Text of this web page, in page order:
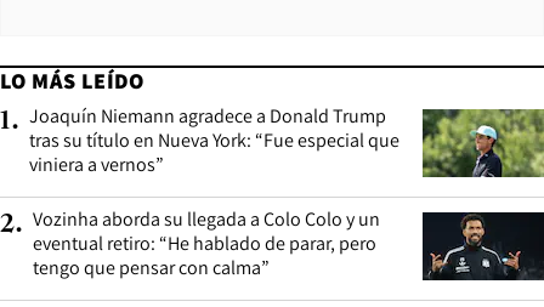
LO MÁS LEÍDO
1. Joaquín Niemann agradece a Donald Trump
tras su título en Nueva York: “Fue especial que
viniera a vernos”
2. Vozinha aborda su llegada a Colo Colo y un
eventual retiro: “He hablado de parar, pero
tengo que pensar con calma”